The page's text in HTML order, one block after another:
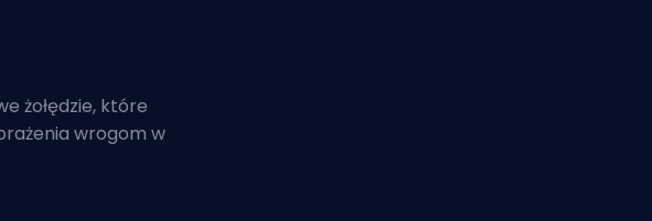
żołędzie, które
wrogom w